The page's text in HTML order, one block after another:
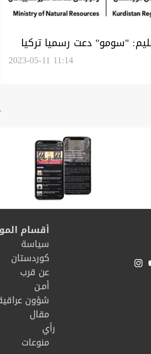
"سومو" دعت رسميا تركيا
نفط كوردستان2023-05-11 11:14
أقسام
سیاسة
كوردستان
عن قرب
أمـن
شؤون
مقال
رأي
منوعات